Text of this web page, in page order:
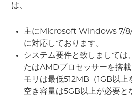
は、
主にMicrosoft Windows 7/8/
に対応しております。
システム要件と致しましては
たはAMDプロセッサーを搭
モリは最低512MB（1GB以上
空き容量は5GB以上が必要と